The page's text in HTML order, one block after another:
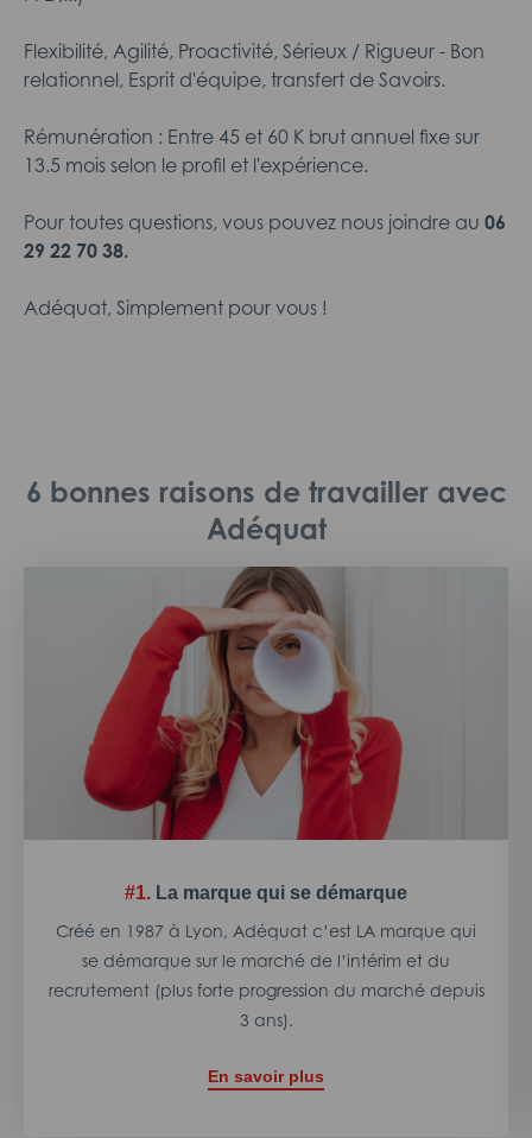
Flexibilité, Agilité, Proactivité, Sérieux / Rigueur - Bon
relationnel, Esprit d'équipe, transfert de Savoirs.
Rémunération : Entre 45 et 60 K brut annuel fixe sur
13.5 mois selon le profil et l'expérience.
Pour toutes questions, vous pouvez nous joindre au 06
29 22 70 38.
Adéquat, Simplement pour vous !
6 bonnes raisons de travailler avec
Adéquat
#1. La marque qui se démarque
Créé en 1987 à Lyon, Adéquat c’est LA marque qui
se démarque sur le marché de l’intérim et du
recrutement (plus forte progression du marché depuis
3 ans).
En savoir plus